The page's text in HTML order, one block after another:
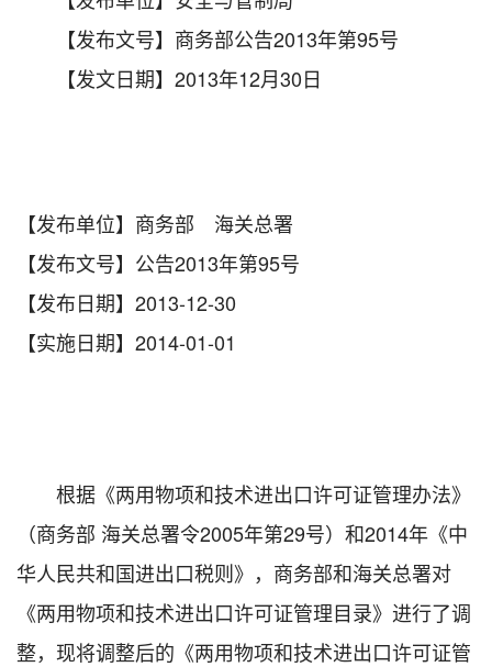
【发布文号】商务部公告2013年第95号
【发文日期】2013年12月30日
【发布单位】商务部 海关总署
【发布文号】公告2013年第95号
【发布日期】2013-12-30
【实施日期】2014-01-01
根据《两用物项和技术进出口许可证管理办法》
（商务部 海关总署令2005年第29号）和2014年《中
华人民共和国进出口税则》，商务部和海关总署对
《两用物项和技术进出口许可证管理目录》进行了调
整，现将调整后的《两用物项和技术进出口许可证管